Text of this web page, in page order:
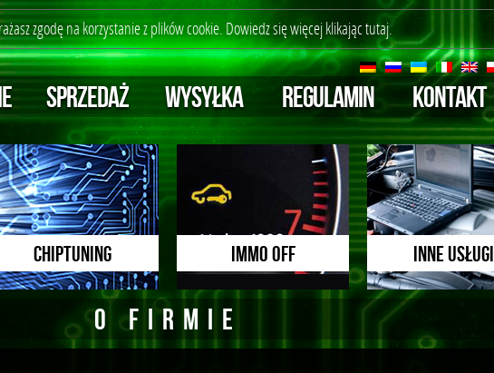
zgodę na korzystanie z plików cookie. Dowiedz się więcej klikając tutaj.
SPRZEDAŻ WYSYŁKA REGULAMIN KONTAKT
CHIPTUNING immo off INNE USŁUGI
O FIRMIE